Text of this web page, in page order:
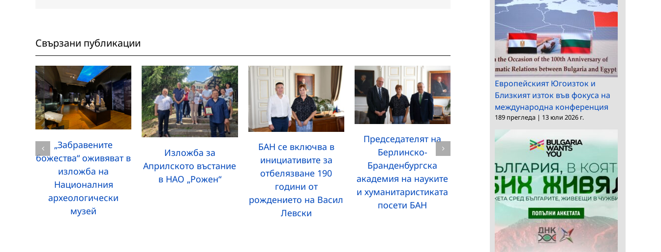
Свързани публикации
„Забравените
божества“ оживяват в
изложба на
Националния
археологически
музей
Изложба за
Априлското въстание
в НАО „Рожен“
БАН се включва в
инициативите за
отбелязване 190
години от
рождението на Васил
Левски
Председателят на
Берлинско-
Бранденбургска
академия на науките
и хуманитаристиката
посети БАН
БАН и Областна
администрация –
Пловдив подписаха
Меморандум за
сътрудничество
Нови открития от
динозаври в района
на Трън
Европейският Югоизток и
Близкият изток във фокуса на
международна конференция
189 прегледа | 13 юли 2026 г.